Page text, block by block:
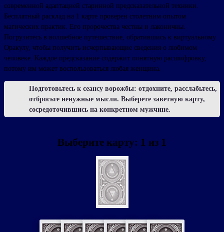
современной адаптацией старинной предсказательной техники.
Бесплатный расклад на 1 карте проверен столетним опытом
магических практик. Его пророчества честны и лаконичны.
Погрузитесь в волшебное путешествие, обратившись к виртуальному
Оракулу, чтобы получить исчерпывающие сведения о любимом
человеке. Каждое предсказание содержит понятную расшифровку,
потому им может воспользоваться любая женщина.
Подготовьтесь к сеансу ворожбы: отдохните, расслабьтесь,
отбросьте ненужные мысли. Выберете заветную карту,
сосредоточившись на конкретном мужчине.
Выберите карту: 1 из 1